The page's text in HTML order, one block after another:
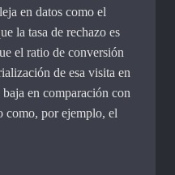
en datos como el
la tasa de rechazo es
el ratio de conversión
de esa visita en
en comparación con
como, por ejemplo, el